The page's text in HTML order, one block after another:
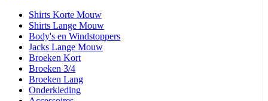
Shirts Korte Mouw
Shirts Lange Mouw
Body's en Windstoppers
Jacks Lange Mouw
Broeken Kort
Broeken 3/4
Broeken Lang
Onderkleding